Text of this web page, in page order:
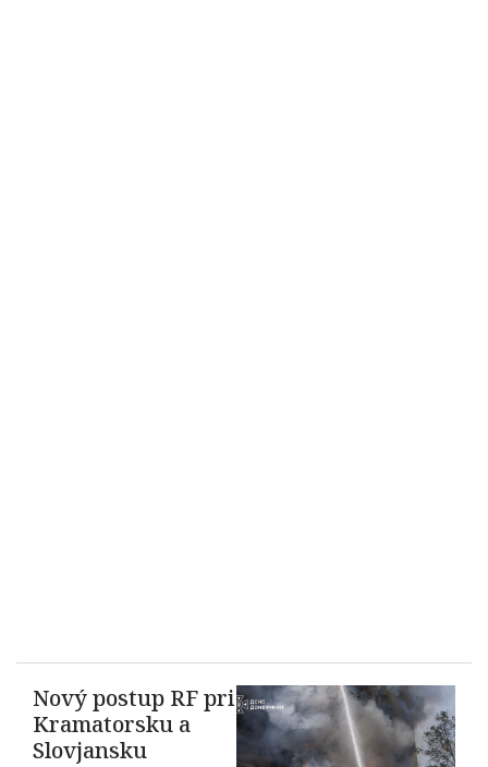
Nový postup RF pri
Kramatorsku a
Slovjansku